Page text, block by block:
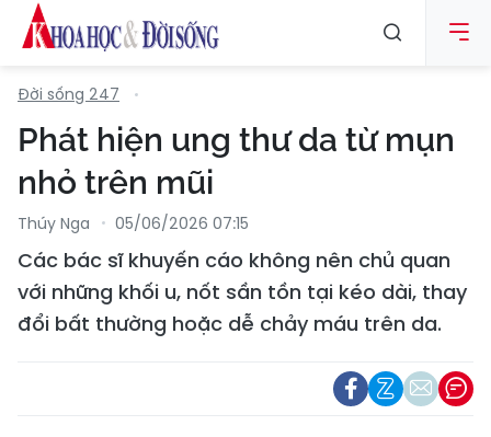
Đời sống 247
Phát hiện ung thư da từ mụn
nhỏ trên mũi
Thúy Nga 05/06/2026 07:15
Các bác sĩ khuyến cáo không nên chủ quan
với những khối u, nốt sần tồn tại kéo dài, thay
đổi bất thường hoặc dễ chảy máu trên da.